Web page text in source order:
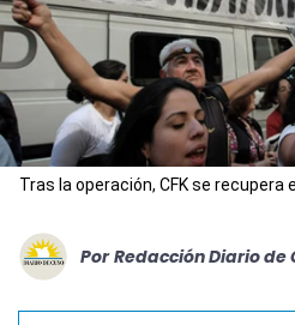
Tras la operación, CFK se
Por Redacción Diario de